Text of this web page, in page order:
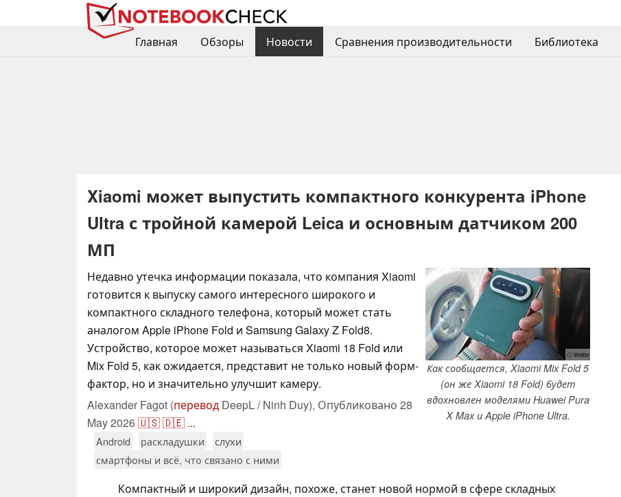
Главная
Обзоры Новости Сравнения производительности Библиотека
Xiaomi может выпустить компактного конкурента iPhone
Ultra с тройной камерой Leica и основным датчиком 200
МП
ⓘ Weibo
Как сообщается, Xiaomi Mix Fold 5
(он же Xiaomi 18 Fold) будет
вдохновлен моделями Huawei Pura
X Max и Apple iPhone Ultra.
Недавно утечка информации показала, что компания Xiaomi
готовится к выпуску самого интересного широкого и
компактного складного телефона, который может стать
аналогом Apple iPhone Fold и Samsung Galaxy Z Fold8.
Устройство, которое может называться Xiaomi 18 Fold или
Mix Fold 5, как ожидается, представит не только новый форм-
фактор, но и значительно улучшит камеру.
Alexander Fagot (перевод DeepL / Ninh Duy), Опубликовано 28
May 2026🇺🇸🇩🇪 ...
Android раскладушки
слухи
смартфоны и всё, что связано с ними
Компактный и широкий дизайн, похоже, станет новой нормой в сфере складных